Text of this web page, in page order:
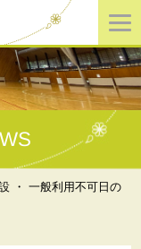
・ 一般利用不可日の